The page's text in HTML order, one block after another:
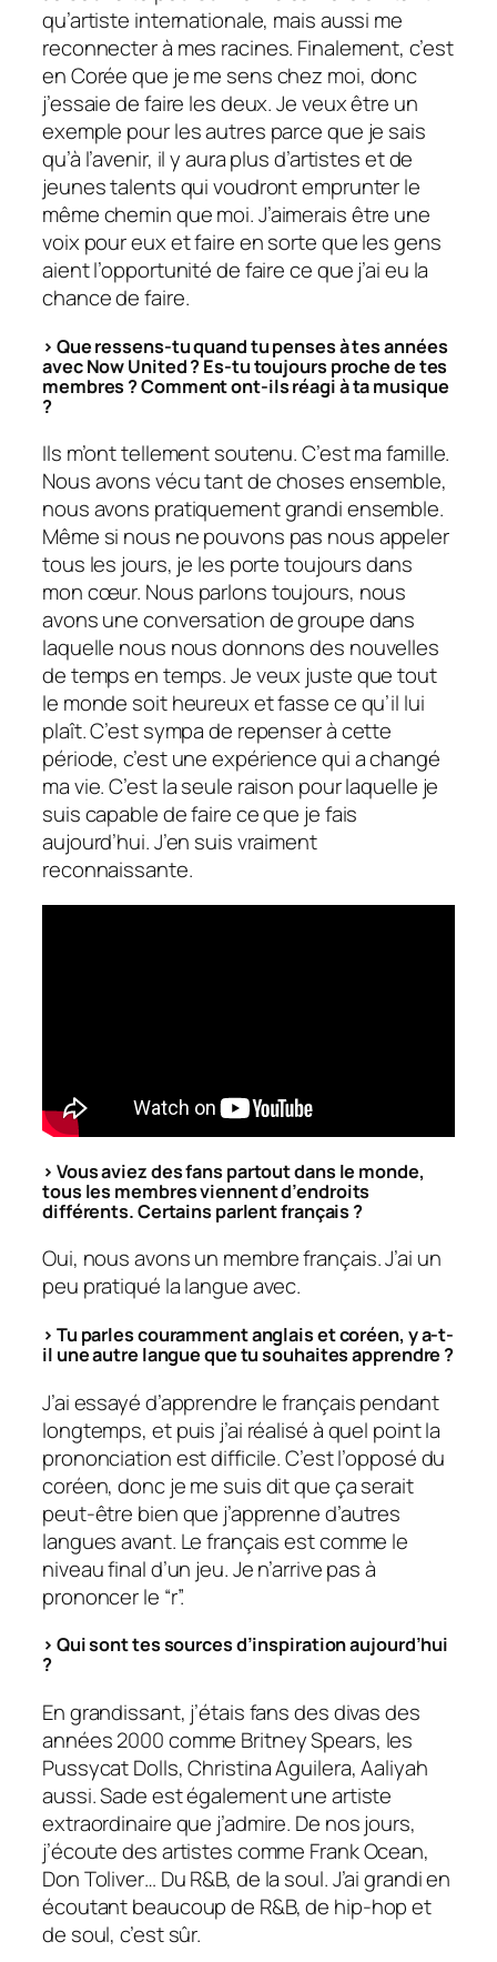
qu’artiste internationale, mais aussi me
reconnecter à mes racines. Finalement, c’est
en Corée que je me sens chez moi, donc
j’essaie de faire les deux. Je veux être un
exemple pour les autres parce que je sais
qu’à l’avenir, il y aura plus d’artistes et de
jeunes talents qui voudront emprunter le
même chemin que moi. J’aimerais être une
voix pour eux et faire en sorte que les gens
aient l’opportunité de faire ce que j’ai eu la
chance de faire.
> Que ressens-tu quand tu penses à tes années
avec Now United ? Es-tu toujours proche de tes
membres ? Comment ont-ils réagi à ta musique
?
Ils m’ont tellement soutenu. C’est ma famille.
Nous avons vécu tant de choses ensemble,
nous avons pratiquement grandi ensemble.
Même si nous ne pouvons pas nous appeler
tous les jours, je les porte toujours dans
mon cœur. Nous parlons toujours, nous
avons une conversation de groupe dans
laquelle nous nous donnons des nouvelles
de temps en temps. Je veux juste que tout
le monde soit heureux et fasse ce qu’il lui
plaît. C’est sympa de repenser à cette
période, c’est une expérience qui a changé
ma vie. C’est la seule raison pour laquelle je
suis capable de faire ce que je fais
aujourd’hui. J’en suis vraiment
reconnaissante.
> Vous aviez des fans partout dans le monde,
tous les membres viennent d’endroits
différents. Certains parlent français ?
Oui, nous avons un membre français. J’ai un
peu pratiqué la langue avec.
> Tu parles couramment anglais et coréen, y a-t-
il une autre langue que tu souhaites apprendre ?
J’ai essayé d’apprendre le français pendant
longtemps, et puis j’ai réalisé à quel point la
prononciation est difficile. C’est l’opposé du
coréen, donc je me suis dit que ça serait
peut-être bien que j’apprenne d’autres
langues avant. Le français est comme le
niveau final d’un jeu. Je n’arrive pas à
prononcer le “r”.
> Qui sont tes sources d’inspiration aujourd’hui
?
En grandissant, j’étais fans des divas des
années 2000 comme Britney Spears, les
Pussycat Dolls, Christina Aguilera, Aaliyah
aussi. Sade est également une artiste
extraordinaire que j’admire. De nos jours,
j’écoute des artistes comme Frank Ocean,
Don Toliver… Du R&B, de la soul. J’ai grandi en
écoutant beaucoup de R&B, de hip-hop et
de soul, c’est sûr.